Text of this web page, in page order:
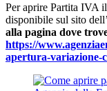
Per aprire Partita IVA
disponibile sul sito
alla pagina dove
https://
apertura-variazione-